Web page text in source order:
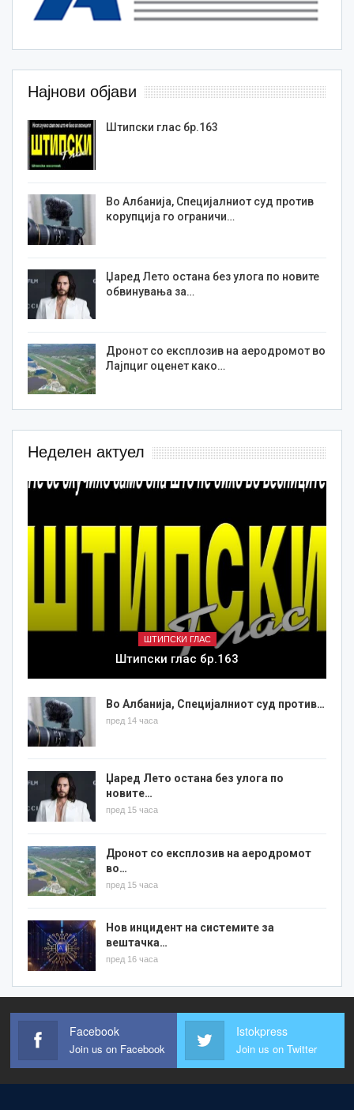
Најнови објави
Штипски глас бр.163
Во Албанија, Специјалниот суд против
корупција го ограничи…
Џаред Лето остана без улога по новите
обвинувања за…
Дронот со експлозив на аеродромот во
Лајпциг оценет како…
Неделен актуел
ШТИПСКИ ГЛАС
Штипски глас бр.163
Во Албанија, Специјалниот суд против…
пред 14 часа
Џаред Лето остана без улога по
новите…
пред 15 часа
Дронот со експлозив на аеродромот
во…
пред 15 часа
Нов инцидент на системите за
вештачка…
пред 16 часа
Facebook
Join us on Facebook
Istokpress
Join us on Twitter